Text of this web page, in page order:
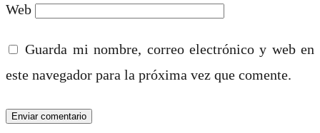
Web
Guarda mi nombre, correo electrónico y web en
este navegador para la próxima vez que comente.